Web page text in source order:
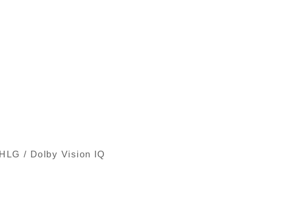
/ Dolby Vision IQ